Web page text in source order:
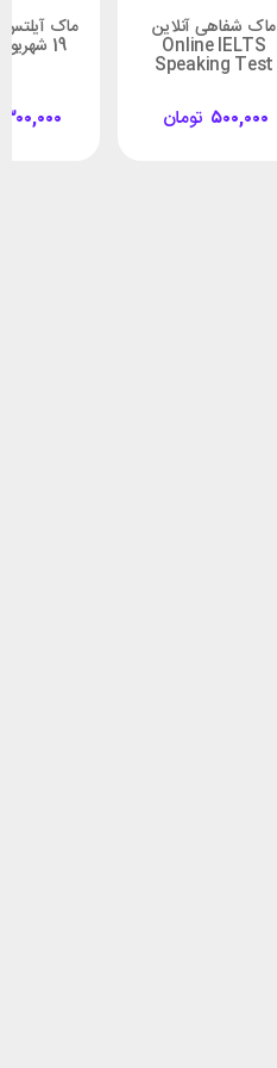
ماک شفاهی آنلاین
Online IELTS
Speaking Test
تومان ۵۰۰,۰۰۰
ماک
19 شهریور سنتر غرب